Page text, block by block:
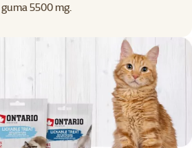
5500 mg.